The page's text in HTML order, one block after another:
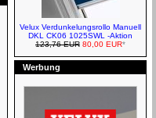
Roto Rollläden - Solar Funk
Velux Verdunkelungsrollo Manuell
DKL CK06 1025SWL -Aktion
123,76 EUR 80,00 EUR*
Werbung